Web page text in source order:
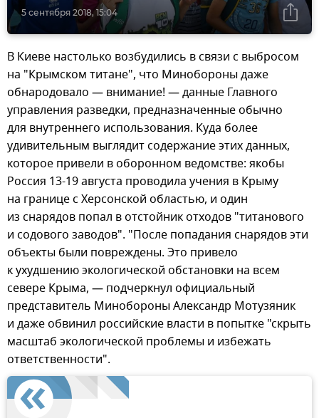
5 сентября 2018, 15:04
В Киеве настолько возбудились в связи с выбросом
на "Крымском титане", что Минобороны даже
обнародовало — внимание! — данные Главного
управления разведки, предназначенные обычно
для внутреннего использования. Куда более
удивительным выглядит содержание этих данных,
которое привели в оборонном ведомстве: якобы
Россия 13-19 августа проводила учения в Крыму
на границе с Херсонской областью, и один
из снарядов попал в отстойник отходов "титанового
и содового заводов". "После попадания снарядов эти
объекты были повреждены. Это привело
к ухудшению экологической обстановки на всем
севере Крыма, — подчеркнул официальный
представитель Минобороны Александр Мотузяник
и даже обвинил российские власти в попытке "скрыть
масштаб экологической проблемы и избежать
ответственности".